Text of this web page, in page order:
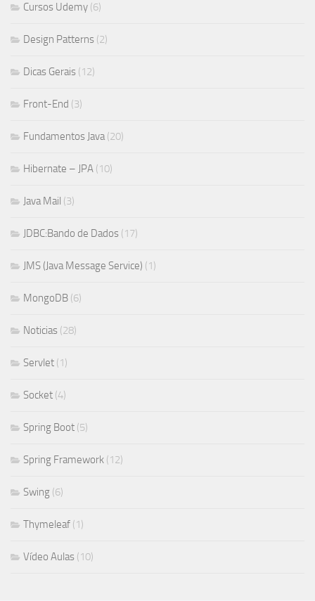
Cursos Udemy (6)
Design Patterns (2)
Dicas Gerais (12)
Front-End (3)
Fundamentos Java(20)
Hibernate – JPA (10)
Java Mail (3)
JDBC:Bando de Dados (17)
JMS (Java Message Service) (1)
MongoDB (6)
Noticias (28)
Servlet (1)
Socket (4)
Spring Boot (5)
Spring Framework (12)
Swing (6)
Thymeleaf (1)
Vídeo Aulas (10)